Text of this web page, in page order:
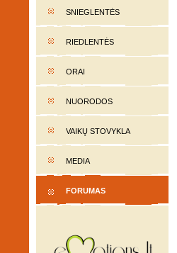
SNIEGLENTĖS
RIEDLENTĖS
ORAI
NUORODOS
VAIKŲ STOVYKLA
MEDIA
FORUMAS